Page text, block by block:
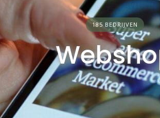
185 BEDRIJVEN